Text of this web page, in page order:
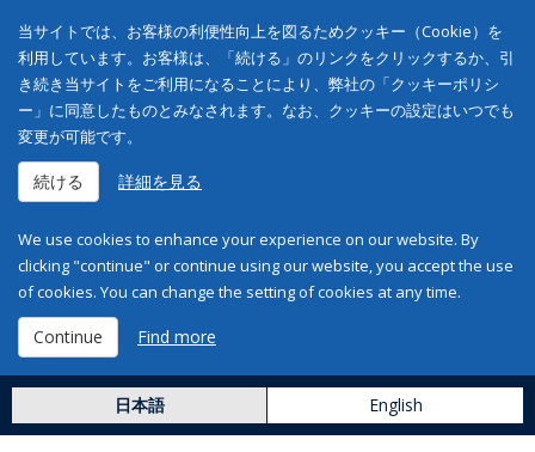
当サイトでは、お客様の利便性向上を図るためクッキー（Cookie）を
利用しています。お客様は、「続ける」のリンクをクリックするか、引
き続き当サイトをご利用になることにより、弊社の「クッキーポリシ
ー」に同意したものとみなされます。なお、クッキーの設定はいつでも
変更が可能です。
続ける 詳細を見る
We use cookies to enhance your experience on our website. By
clicking "continue" or continue using our website, you accept the use
of cookies. You can change the setting of cookies at any time.
Continue Find more
日本語 English